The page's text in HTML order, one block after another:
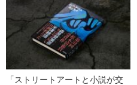
「ストリートアートと小説が交